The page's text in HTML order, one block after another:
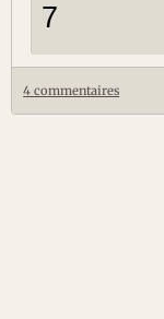
7
4 commentaires